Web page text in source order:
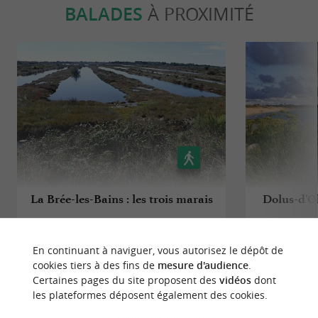
Une petite partie de pétanque ? Le camping
dispose deplusieurs pistes.
Nous vous proposons un service de billetterie.
Évitez les files d'attentes et/ou bénéficiez de
réductions pour :
Les croisières Inter’Iles
La Cité de l'Huître
BALADES À PROXIMITÉ
La Brée-les-Bains : les trois marais Dolus-
En continuant à naviguer, vous autorisez le dépôt de
cookies tiers à des fins de mesure d'audience.
Certaines pages du site proposent des vidéosdont
les plateformes déposent également des cookies.